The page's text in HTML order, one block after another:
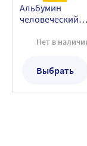
Препарат
другими
«Способ
альбумин
Альбумин
человеческий
флакон
Нет в
Выбрать